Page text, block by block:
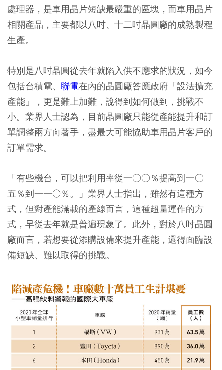
處理器，是車用晶片短缺最嚴重的區塊，而車用晶片
相關產品，主要都以八吋、十二吋晶圓廠的成熟製程
生產。
特別是八吋晶圓從去年就陷入供不應求的狀況，如今
包括台積電、 聯電在內的晶圓廠答應政府「設法擴充
產能」，更是難上加難，說得到如何做到，挑戰不
小。業界人士認為，目前晶圓廠只能從產能提升和訂
單調整兩方向著手，盡最大可能協助車用晶片客戶的
訂單需求。
「有些機台，可以把利用率從一○○％提高到一○
五％到一一○％。」業界人士指出，雖然有這種方
式，但對產能滿載的產線而言，這種超量運作的方
式，早從去年就是普遍現象了。此外，對於八吋晶圓
廠而言，若想要從添購設備來提升產能，還得面臨設
備短缺、難以取得的挑戰。